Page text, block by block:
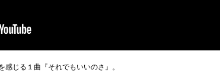
じる１曲『それでもいいのさ』。